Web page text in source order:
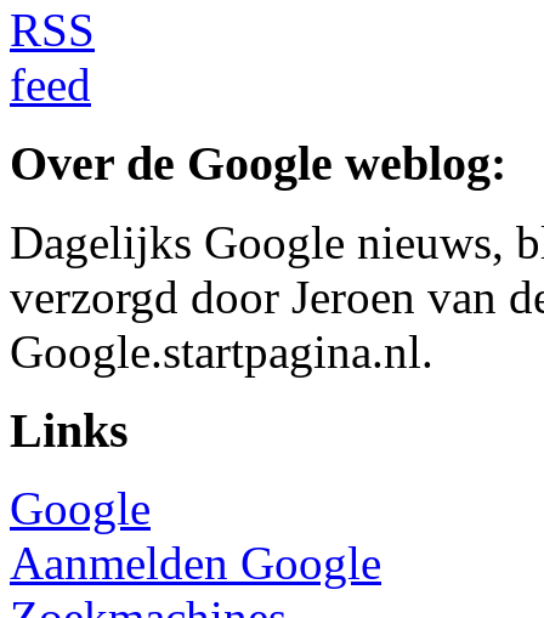
Over de Google weblog:
Dagelijks Google nieuws,
verzorgd door Jeroen van
Google.startpagina.nl.
Links
Google
Aanmelden Google